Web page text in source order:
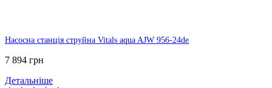
Насосна станція струйна Vitals aqua AJW 956-24de
7 894 грн
Детальніше